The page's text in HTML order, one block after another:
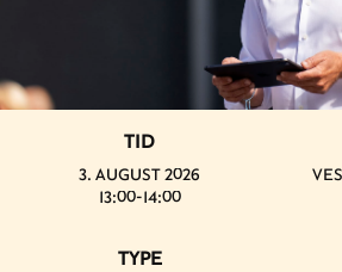
TID
3. AUGUST 2026
13:00-14:00
TYPE